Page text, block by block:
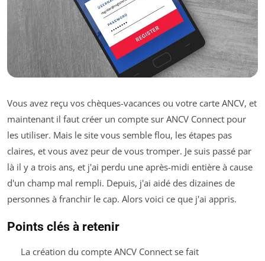
Vous avez reçu vos chèques-vacances ou votre carte ANCV, et
maintenant il faut créer un compte sur ANCV Connect pour
les utiliser. Mais le site vous semble flou, les étapes pas
claires, et vous avez peur de vous tromper. Je suis passé par
là il y a trois ans, et j'ai perdu une après-midi entière à cause
d'un champ mal rempli. Depuis, j'ai aidé des dizaines de
personnes à franchir le cap. Alors voici ce que j'ai appris.
Points clés à retenir
La création du compte ANCV Connect se fait